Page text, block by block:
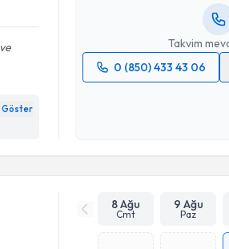
Göster
Takvim
0 (850) 433 43 06
Takvim
8 Ağu
Cmt
9 Ağu
Paz